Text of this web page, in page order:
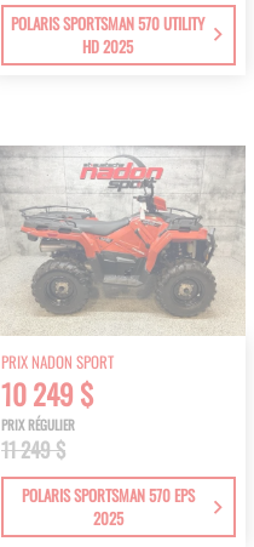
POLARIS SPORTSMAN 570 UTILITY
HD 2025
PRIX NADON SPORT
10 249 $
PRIX RÉGULIER
11 249 $
POLARIS SPORTSMAN 570 EPS
2025